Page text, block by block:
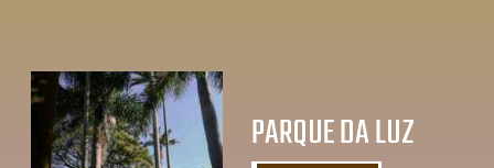
PARQUE DA LUZ